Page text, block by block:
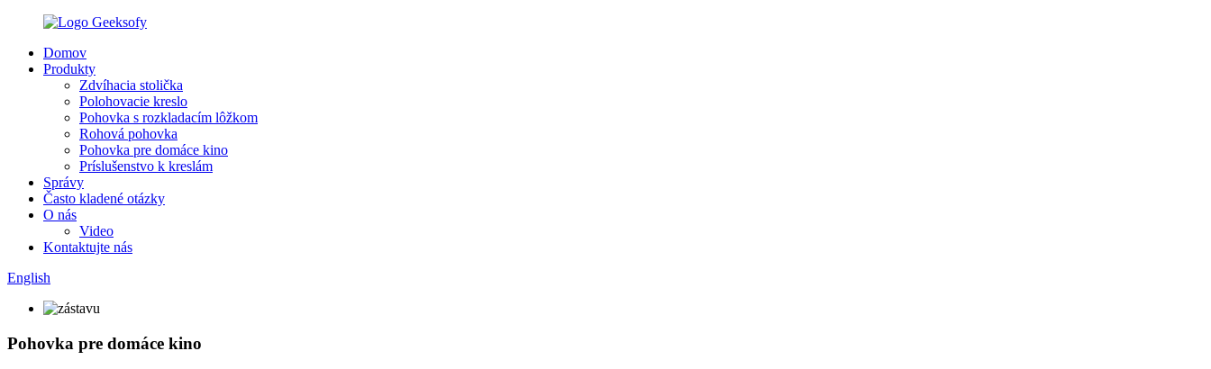
Domov
Produkty
Zdvíhacia stolička
Polohovacie kreslo
Pohovka s rozkladacím lôžkom
Rohová pohovka
Pohovka pre domáce kino
Príslušenstvo k kreslám
Správy
Často kladené otázky
O nás
Video
Kontaktujte nás
English
Pohovka pre domáce kino